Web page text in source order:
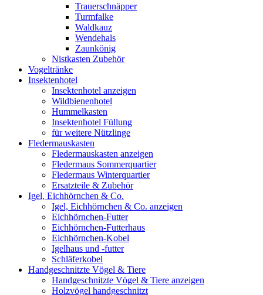
Trauerschnäpper
Turmfalke
Waldkauz
Wendehals
Zaunkönig
Nistkasten Zubehör
Vogeltränke
Insektenhotel
Insektenhotel anzeigen
Wildbienenhotel
Hummelkasten
Insektenhotel Füllung
für weitere Nützlinge
Fledermauskasten
Fledermauskasten anzeigen
Fledermaus Sommerquartier
Fledermaus Winterquartier
Ersatzteile & Zubehör
Igel, Eichhörnchen & Co.
Igel, Eichhörnchen & Co. anzeigen
Eichhörnchen-Futter
Eichhörnchen-Futterhaus
Eichhörnchen-Kobel
Igelhaus und -futter
Schläferkobel
Handgeschnitzte Vögel & Tiere
Handgeschnitzte Vögel & Tiere anzeigen
Holzvögel handgeschnitzt